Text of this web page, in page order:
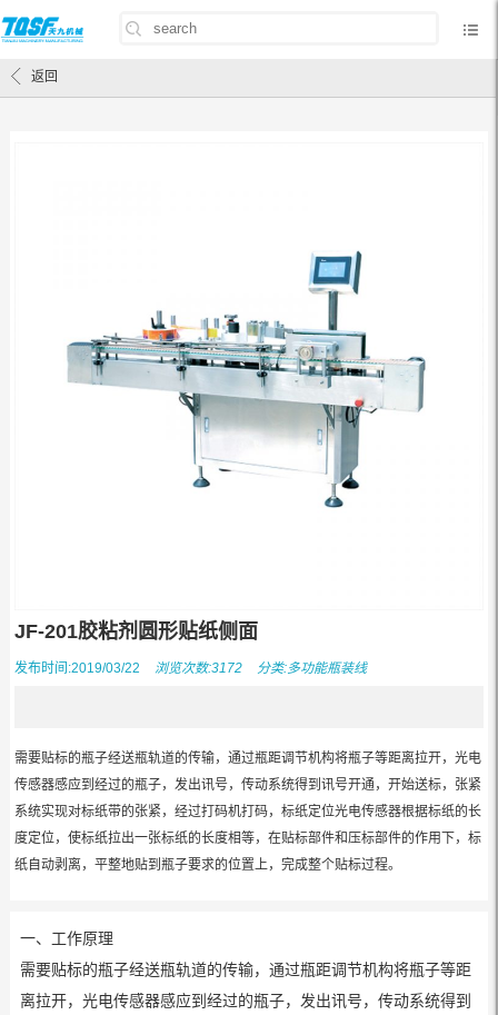
首页/产品中心 包装设备/多功能瓶装线
返回
JF-201胶粘剂圆形贴纸侧面
发布时间:2019/03/22 浏览次数:3172 分类:多功能瓶装线
需要贴标的瓶子经送瓶轨道的传输，通过瓶距调节机构将瓶子等距离拉开，光电
传感器感应到经过的瓶子，发出讯号，传动系统得到讯号开通，开始送标，张紧
系统实现对标纸带的张紧，经过打码机打码，标纸定位光电传感器根据标纸的长
度定位，使标纸拉出一张标纸的长度相等，在贴标部件和压标部件的作用下，标
纸自动剥离，平整地贴到瓶子要求的位置上，完成整个贴标过程。
一、工作原理
需要贴标的瓶子经送瓶轨道的传输，通过瓶距调节机构将瓶子等距
离拉开，光电传感器感应到经过的瓶子，发出讯号，传动系统得到